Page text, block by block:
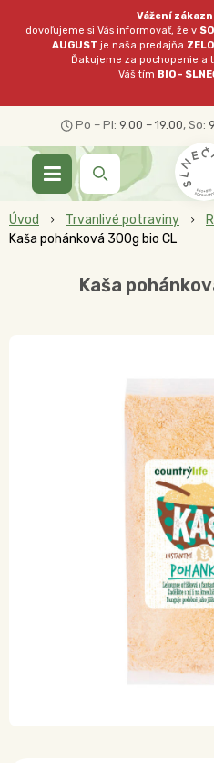
Vážení
dovoľujeme si Vás informovať, že v
AUGUST je naša predajňa
Ďakujeme za pochopenie a
Váš tím BIO -
Po – Pi: 9.00 – 19.00, So:
Úvod Trvanlivé potraviny
Kaša pohánková 300g bio CL
Kaša